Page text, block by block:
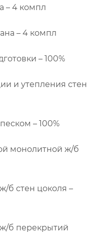
– 4 компл
– 4 компл
– 100%
и утепления стен
– 100%
монолитной ж/б
б стен цоколя –
б перекрытий